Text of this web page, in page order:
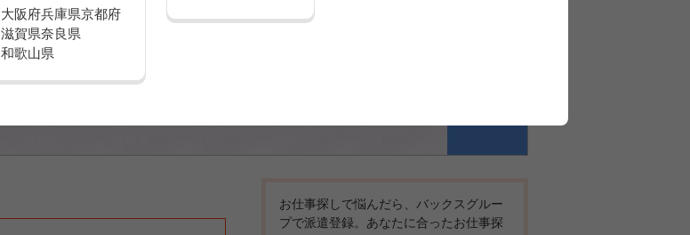
大阪府兵庫県京都府
滋賀県奈良県
和歌山県
お仕事探しで悩んだら、バックスグルー
プで派遣登録。あなたに合ったお仕事探